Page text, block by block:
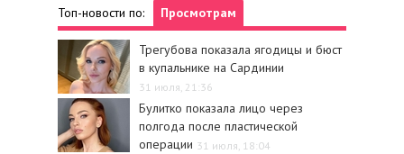
Топ-новости по: Просмотрам
Трегубова показала ягодицы и бюст
в купальнике на Сардинии
31 июля, 21:36
Булитко показала лицо через
полгода после пластической
операции 31 июля, 18:04